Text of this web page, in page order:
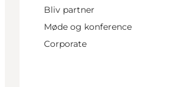
Bliv partner
Møde og konference
Corporate